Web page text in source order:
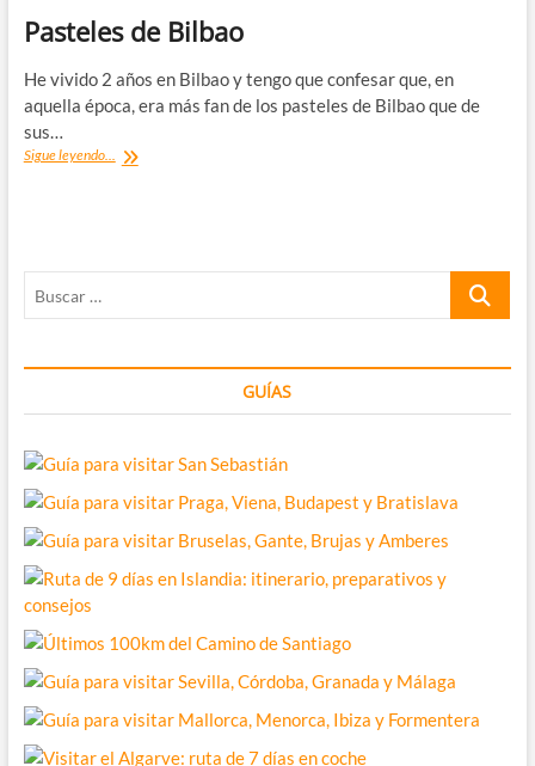
Pasteles de Bilbao
He vivido 2 años en Bilbao y tengo que confesar que, en
aquella época, era más fan de los pasteles de Bilbao que de
sus…
Sigue leyendo... Pasteles
Buscar
GUÍAS